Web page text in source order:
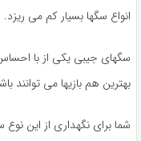
انواع سگها بسیار کم می ریزد.
سگهای جیبی یکی از با
بهترین هم بازیها می توانند
شما برای نگهداری از این نوع